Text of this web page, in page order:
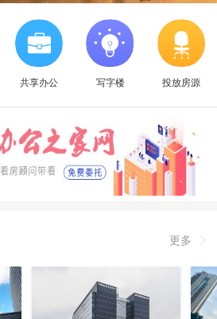
共享办公 写字楼 投放房源
更多